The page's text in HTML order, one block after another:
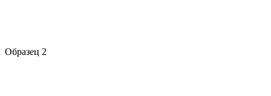
Образец 2